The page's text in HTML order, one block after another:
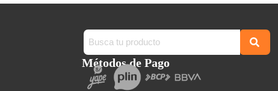
Métodos de Pago